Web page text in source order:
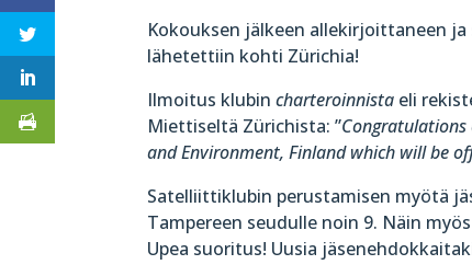
Kokouksen jälkeen allekirjoittaneen
lähetettiin kohti Zürichia!
Ilmoitus klubincharteroinnista eli
Miettiseltä Zürichista: ”
and Environment, Finland which will be
Satelliittiklubin perustamisen myötä
Tampereen seudulle noin 9. Näin
Upea suoritus! Uusia